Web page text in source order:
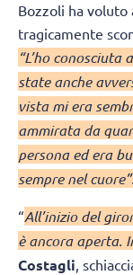
Bozzoli ha voluto
tragicamente
“L’ho
state anche
vista mi era
ammirata da
persona ed era
sempre nel cuore”.
“All’inizio del
è ancora aperta.
Costagli ,